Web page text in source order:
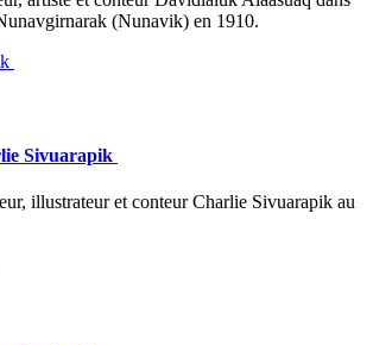
(Nunavik) en 1910.
Sivuarapik
illustrateur et conteur Charlie Sivuarapik au